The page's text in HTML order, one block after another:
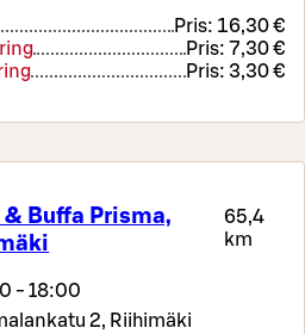
Pris: 16,30 €
Pris: 7,30 €
Pris: 3,30 €
& Buffa Prisma,
65,4
km
- 18:00
2, Riihimäki